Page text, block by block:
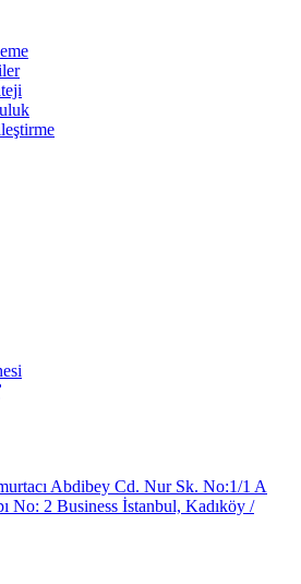
Abdibey Cd. Nur Sk. No:1/1 A
No: 2 Business İstanbul, Kadıköy /